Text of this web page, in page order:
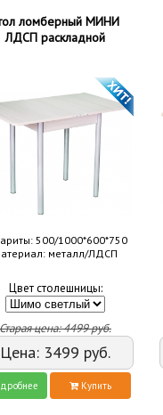
ломберный МИНИ
ЛДСП раскладной
500/1000*600*750
металл/ЛДСП
Цвет столешницы:
Старая цена:4499руб.
Цена: 3499 руб.
Купить